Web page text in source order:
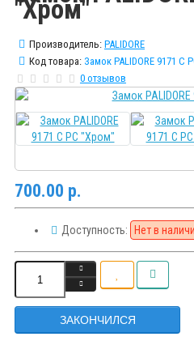
"Хром"
Производитель: PALIDORE
Код товара: Замок PALIDORE 9171 C
0 отзывов
700.00 р.
Доступность: Нет в
ЗАКОНЧИЛСЯ